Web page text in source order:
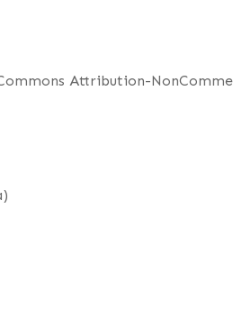
Attribution-